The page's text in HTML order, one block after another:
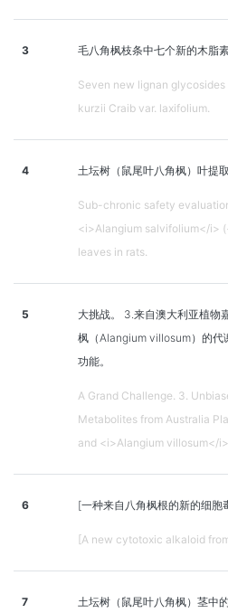
3 毛八角枫枝条中七个新的木脂素
Seven new lignan
kurzii Craib var. laxifolium.
4 土坛树（鼠尾叶八角枫）叶提
Sub-chronic safety
<i>Alangium salvifolium</i>
leaves in rats.
5
大挑战。 3.来自澳大利亚植物
枫（Alangium v​​illosum）的代
功能。
A Grand Challenge. 3.
Metabolites from Australia
and <i>Alangium villosum</
6 [一种来自八角枫根的新的细胞
[A new cytotoxic alkaloid
7 土坛树（鼠尾叶八角枫）茎中